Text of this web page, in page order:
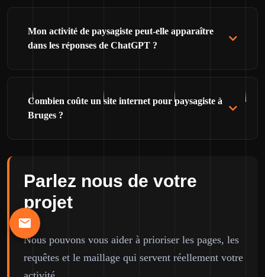
Mon activité de paysagiste peut-elle apparaître
dans les réponses de ChatGPT ?
Combien coûte un site internet pour paysagiste à
Bruges ?
Parlez nous de votre
projet
Nous pouvons vous aider à prioriser les pages, les
requêtes et le maillage qui servent réellement votre